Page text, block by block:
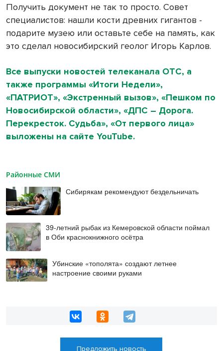
Получить документ не так то просто. Совет
специалистов: нашли кости древних гигантов -
подарите музею или оставьте себе на память, как
это сделал новосибирский геолог Игорь Карлов.
Все выпуски новостей телеканала ОТС, а
также программы «Итоги Недели»,
«ПАТРИОТ», «Экстренный вызов», «Пешком по
Новосибирской области», «ДПС – Дорога.
Перекресток. Судьба», «От первого лица»
выложены на сайте YouTube.
Районные СМИ
Сибирякам рекомендуют бездельничать
39-летний рыбак из Кемеровской области поймал
в Оби краснокнижного осётра
Убинские «тополята» создают летнее
настроение своими руками
Предложить новость